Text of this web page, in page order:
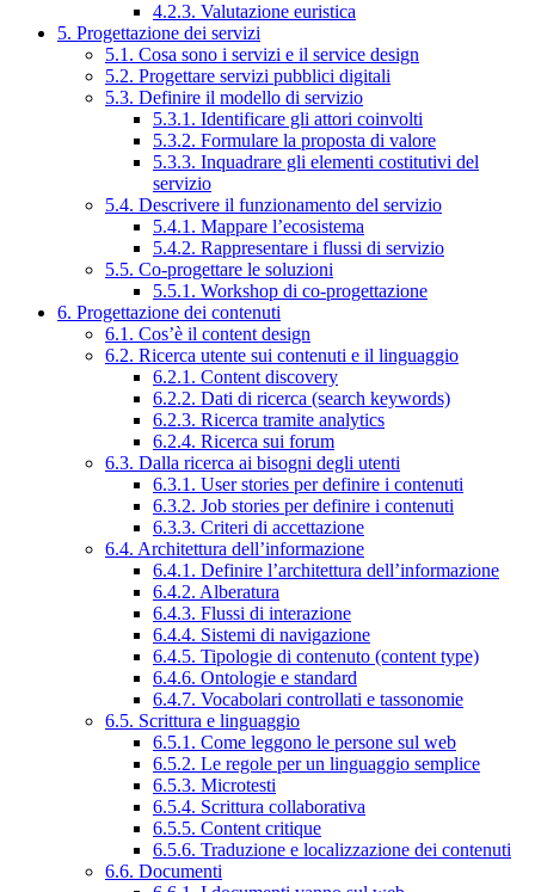
4.2.3. Valutazione euristica
5. Progettazione dei servizi
5.1. Cosa sono i servizi e il service design
5.2. Progettare servizi pubblici digitali
5.3. Definire il modello di servizio
5.3.1. Identificare gli attori coinvolti
5.3.2. Formulare la proposta di valore
5.3.3. Inquadrare gli elementi costitutivi del
servizio
5.4. Descrivere il funzionamento del servizio
5.4.1. Mappare l’ecosistema
5.4.2. Rappresentare i flussi di servizio
5.5. Co-progettare le soluzioni
5.5.1. Workshop di co-progettazione
6. Progettazione dei contenuti
6.1. Cos’è il content design
6.2. Ricerca utente sui contenuti e il linguaggio
6.2.1. Content discovery
6.2.2. Dati di ricerca (search keywords)
6.2.3. Ricerca tramite analytics
6.2.4. Ricerca sui forum
6.3. Dalla ricerca ai bisogni degli utenti
6.3.1. User stories per definire i contenuti
6.3.2. Job stories per definire i contenuti
6.3.3. Criteri di accettazione
6.4. Architettura dell’informazione
6.4.1. Definire l’architettura dell’informazione
6.4.2. Alberatura
6.4.3. Flussi di interazione
6.4.4. Sistemi di navigazione
6.4.5. Tipologie di contenuto (content type)
6.4.6. Ontologie e standard
6.4.7. Vocabolari controllati e tassonomie
6.5. Scrittura e linguaggio
6.5.1. Come leggono le persone sul web
6.5.2. Le regole per un linguaggio semplice
6.5.3. Microtesti
6.5.4. Scrittura collaborativa
6.5.5. Content critique
6.5.6. Traduzione e localizzazione dei contenuti
6.6. Documenti